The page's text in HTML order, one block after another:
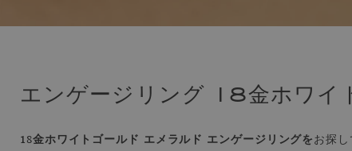
エンゲージリング 18金ホワイ
18金ホワイトゴールド エメラルド エンゲージリングを お探